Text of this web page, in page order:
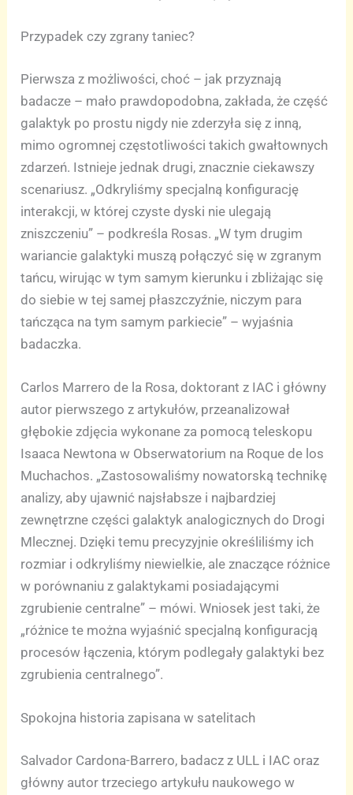
Przypadek czy zgrany taniec?
Pierwsza z możliwości, choć – jak przyznają
badacze – mało prawdopodobna, zakłada, że część
galaktyk po prostu nigdy nie zderzyła się z inną,
mimo ogromnej częstotliwości takich gwałtownych
zdarzeń. Istnieje jednak drugi, znacznie ciekawszy
scenariusz. „Odkryliśmy specjalną konfigurację
interakcji, w której czyste dyski nie ulegają
zniszczeniu” – podkreśla Rosas. „W tym drugim
wariancie galaktyki muszą połączyć się w zgranym
tańcu, wirując w tym samym kierunku i zbliżając się
do siebie w tej samej płaszczyźnie, niczym para
tańcząca na tym samym parkiecie” – wyjaśnia
badaczka.
Carlos Marrero de la Rosa, doktorant z IAC i główny
autor pierwszego z artykułów, przeanalizował
głębokie zdjęcia wykonane za pomocą teleskopu
Isaaca Newtona w Obserwatorium na Roque de los
Muchachos. „Zastosowaliśmy nowatorską technikę
analizy, aby ujawnić najsłabsze i najbardziej
zewnętrzne części galaktyk analogicznych do Drogi
Mlecznej. Dzięki temu precyzyjnie określiliśmy ich
rozmiar i odkryliśmy niewielkie, ale znaczące różnice
w porównaniu z galaktykami posiadającymi
zgrubienie centralne” – mówi. Wniosek jest taki, że
„różnice te można wyjaśnić specjalną konfiguracją
procesów łączenia, którym podlegały galaktyki bez
zgrubienia centralnego”.
Spokojna historia zapisana w satelitach
Salvador Cardona-Barrero, badacz z ULL i IAC oraz
główny autor trzeciego artykułu naukowego w